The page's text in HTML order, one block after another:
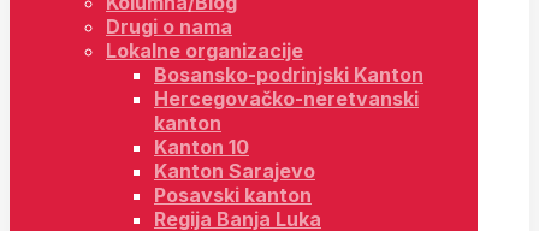
Drugi o nama
Lokalne organizacije
Bosansko-podrinjski Kanton
Hercegovačko-neretvanski
kanton
Kanton 10
Kanton Sarajevo
Posavski kanton
Regija Banja Luka